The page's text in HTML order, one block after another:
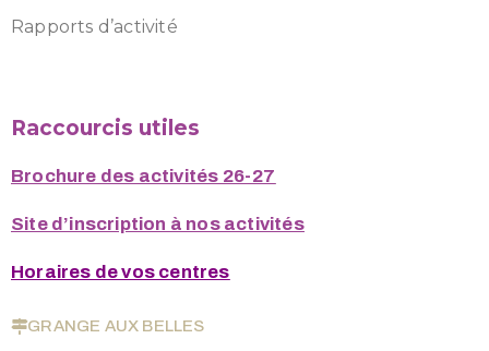
Rapports d’activité
Raccourcis utiles
Brochure des activités 26-27
Site d’inscription à nos activités
Horaires de vos centres
GRANGE AUX BELLES